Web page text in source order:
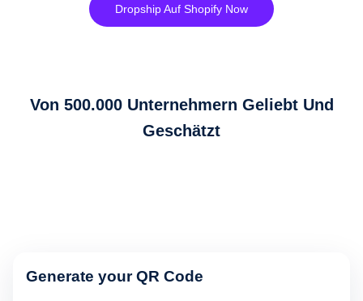
Dropship Auf Shopify Now
Von 500.000 Unternehmern Geliebt Und
Geschätzt
Generate your QR Code